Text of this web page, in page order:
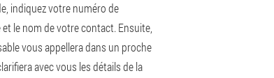
indiquez votre numéro de
le nom de votre contact. Ensuite,
vous appellera dans un proche
avec vous les détails de la